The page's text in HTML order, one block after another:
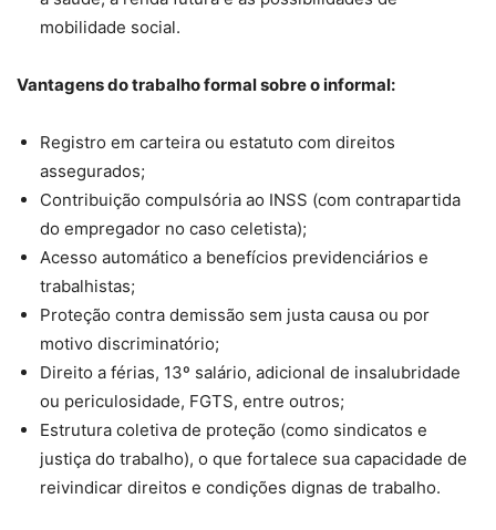
mobilidade social.
Vantagens do trabalho formal sobre o informal:
Registro em carteira ou estatuto com direitos
assegurados;
Contribuição compulsória ao INSS (com contrapartida
do empregador no caso celetista);
Acesso automático a benefícios previdenciários e
trabalhistas;
Proteção contra demissão sem justa causa ou por
motivo discriminatório;
Direito a férias, 13º salário, adicional de insalubridade
ou periculosidade, FGTS, entre outros;
Estrutura coletiva de proteção (como sindicatos e
justiça do trabalho), o que fortalece sua capacidade de
reivindicar direitos e condições dignas de trabalho.